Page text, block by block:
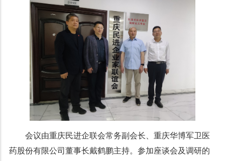
会议由重庆民进企联会常务副会长、重庆华博军卫医
药股份有限公司董事长戴鹤鹏主持。参加座谈会及调研的